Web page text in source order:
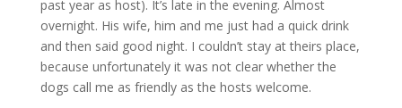
past year as host). It’s late in the evening. Almost
overnight. His wife, him and me just had a quick drink
and then said good night. I couldn’t stay at theirs place,
because unfortunately it was not clear whether the
dogs call me as friendly as the hosts welcome.